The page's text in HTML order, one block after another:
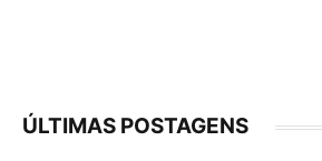
ÚLTIMAS POSTAGENS